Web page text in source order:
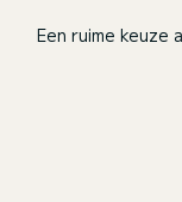
Een ruime